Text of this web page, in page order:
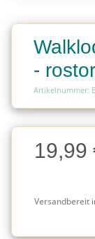
-
Artikelnummer:
Charge
Charge19,99
Versandbereit